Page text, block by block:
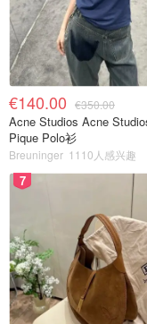
€140.00 €350.00
Acne Studios Acne
Pique Polo衫
Breuninger 1110人感兴趣
7